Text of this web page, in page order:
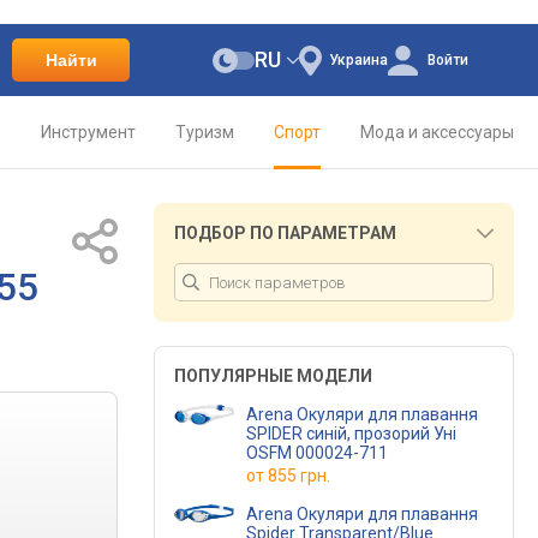
Найти Украина
RU Войти
Инструмент Туризм Спорт Мода и аксессуары
ПОДБОР ПО ПАРАМЕТРАМ
ПОПУЛЯРНЫЕ МОДЕЛИ
Arena Окуляри для плавання
SPIDER синій, прозорий Уні
OSFM 000024-711
от855 грн.
Arena Окуляри для плавання
Spider Transparent/Blue